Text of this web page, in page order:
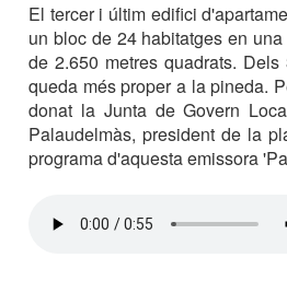
El tercer i últim edifici
un bloc de 24 habitatges en
de 2.650 metres quadrats.
queda més proper a la pineda.
donat la Junta de Govern
Palaudelmàs, president de la
programa d'aquesta emissora